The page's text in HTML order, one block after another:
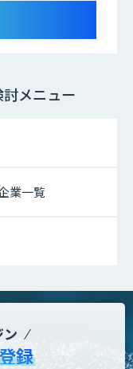
メニュー
業一覧
ン
録